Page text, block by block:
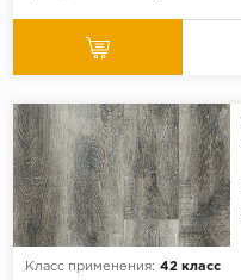
Класс применения: 42 класс